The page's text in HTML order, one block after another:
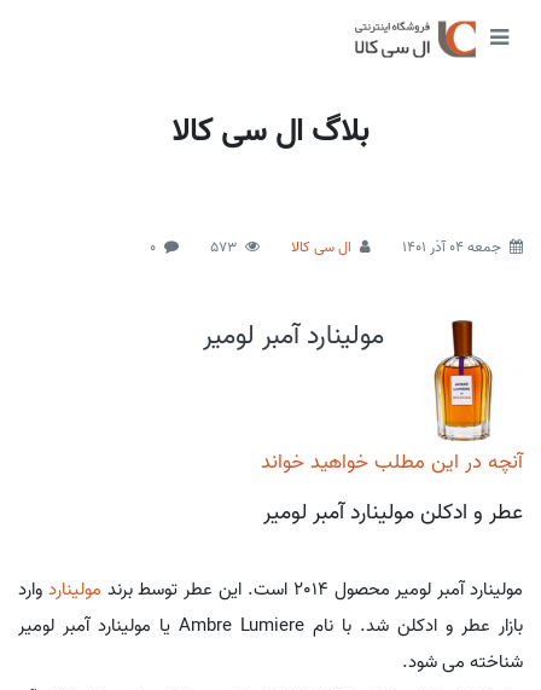
بلاگ ال سی کالا
جمعه 04 آذر 1401 ال سی کالا 573
0
مولینارد آمبر لومیر
آنچه در این مطلب خواهید خواند
عطر و ادکلن مولینارد آمبر لومیر
مولینارد آمبر لومیر محصول 2014 است. این عطر توسط برند مولینارد وارد
بازار عطر و ادکلن شد. با نام Ambre Lumiere یا مولینارد آمبر لومیر
شناخته می شود.